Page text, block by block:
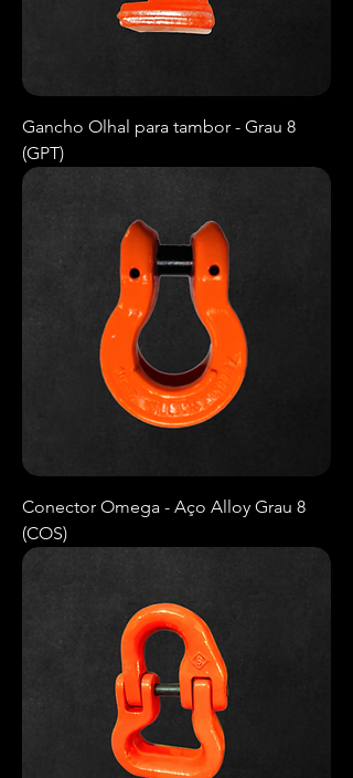
Gancho Olhal para tambor - Grau 8
(GPT)
Conector Omega - Aço Alloy Grau 8
(COS)